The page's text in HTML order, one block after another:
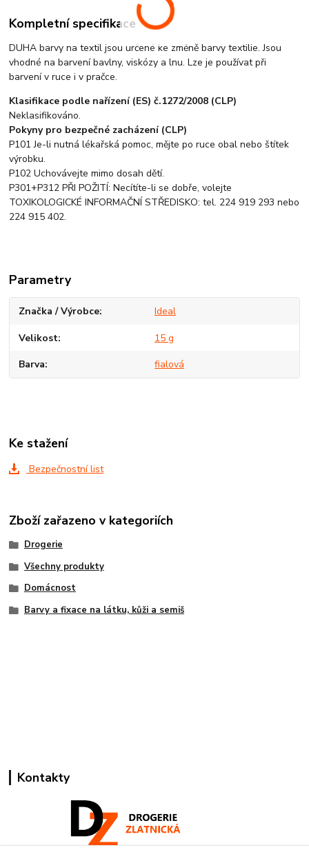
Kompletní specifikace
DUHA barvy na textil jsou určené ke změně barvy textilie. Jsou
vhodné na barvení bavlny, viskózy a lnu. Lze je používat při
barvení v ruce i v pračce.
Klasifikace podle nařízení (ES) č.1272/2008 (CLP)
Neklasifikováno.
Pokyny pro bezpečné zacházení (CLP)
P101 Je-li nutná lékařská pomoc, mějte po ruce obal nebo štítek
výrobku.
P102 Uchovávejte mimo dosah dětí.
P301+P312 PŘI POŽITÍ: Necítíte-li se dobře, volejte
TOXIKOLOGICKÉ INFORMAČNÍ STŘEDISKO: tel. 224 919 293 nebo
224 915 402.
Parametry
Značka / Výrobce Ideal
Velikost 15 g
Barva fialová
Ke stažení
Bezpečnostní list
Zboží zařazeno v kategoriích
Drogerie
Všechny produkty
Domácnost
Barvy a fixace na látku, kůži a semiš
Kontakty